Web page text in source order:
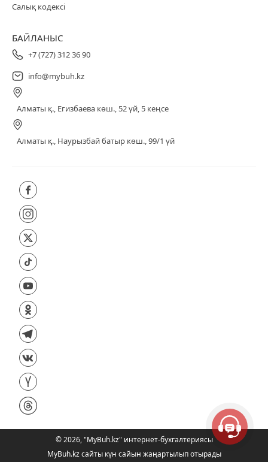
Салық кодексі
БАЙЛАНЫС
+7 (727) 312 36 90
info@mybuh.kz
Алматы қ., Егизбаева көш., 52 үй, 5 кеңсе
Алматы қ., Наурызбай батыр көш., 99/1 үй
©2026,"MyBuh.kz" интернет-бухгалтериясы
MyBuh.kz сайты күн сайын жаңартылып отырады